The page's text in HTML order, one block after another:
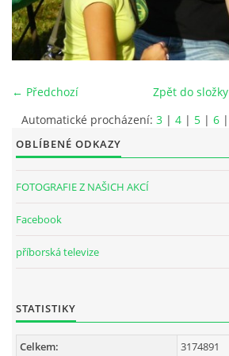
INTERNÍ SEKCE
← Předchozí
Zpět do složky
Automatické procházení: 3 | 4 | 5 | 6 |
OBLÍBENÉ ODKAZY
FOTOGRAFIE Z NAŠICH AKCÍ
Facebook
příborská televize
STATISTIKY
Celkem: 3174891